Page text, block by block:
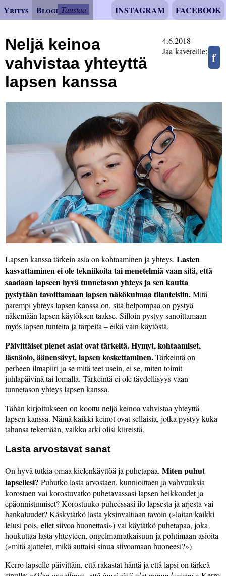
FACEBOOK
INSTAGRAM
Yritys Blogi Taustaa
4.6.2018
f
Jaa kavereille:
Neljä keinoa
vahvistaa yhteyttä
lapsen kanssa
Lapsen kanssa tärkein asia on kohtaaminen ja yhteys. Lasten
kasvattaminen ei ole tekniikoita tai menetelmiä vaan sitä, että
saadaan lapseen hyvä tunnetason yhteys ja sen kautta
pystytään tavoittamaan lapsen näkökulmaa tilanteisiin.Mitä
parempi yhteys lapsen kanssa on, sitä helpompaa on pystyä
näkemään lapsen käytöksen taakse. Silloin pystyy sanoittamaan
myös lapsen tunteita ja tarpeita – eikä vain käytöstä.
Päivittäiset pienet asiat ovat tärkeitä. Hymyt, kohtaamiset,
läsnäolo, äänensävyt, lapsen koskettaminen.Tärkeintä on
perheen ilmapiiri ja se mitä teet usein, ei se, miten toimit
juhlapäivinä tai lomalla. Tärkeintä ei ole täydellisyys vaan
tunnetason yhteys lapsen kanssa.
Tähän kirjoitukseen on koottu neljä keinoa vahvistaa yhteyttä
lapsen kanssa. Nämä kaikki keinot ovat sellaisia, jotka pystyy kuka
tahansa tekemään, vaikka arki olisi kiireistä.
Lasta arvostavat sanat
On hyvä tutkia omaa kielenkäyttöä ja puhetapaa. Miten puhut
lapsellesi? Puhutko lasta arvostaen, kunnioittaen ja vahvuuksia
korostaen vai korostuvatko puhetavassasi lapsen heikkoudet ja
epäonnistumiset? Korostuuko puheessasi ilo lapsesta ja arjesta vai
hankaluudet? Käskytätkö lasta yksinvaltiaan tavoin ( laitan kaikki
lelusi pois, ellet siivoa huonettasi ) vai käytätkö puhetapaa, joka
houkuttaa lasta yhteyteen, ongelmanratkaisuun ja pohtimaan asioita
( mitä ajattelet, mikä auttaisi sinua siivoamaan huoneesi? )
Kerro lapselle päivittäin, että rakastat häntä ja että lapsi on tärkeä